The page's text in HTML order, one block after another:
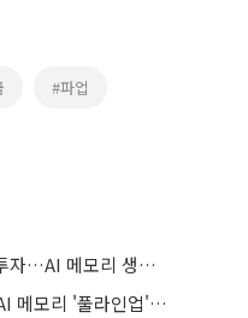
#파업
SK하이닉스, 용인·청주에 54조 투자…AI 메모리 생산기지 키운다
D램·낸드 모두 세계 1위…삼성, AI 메모리 '풀라인업'으로 승부